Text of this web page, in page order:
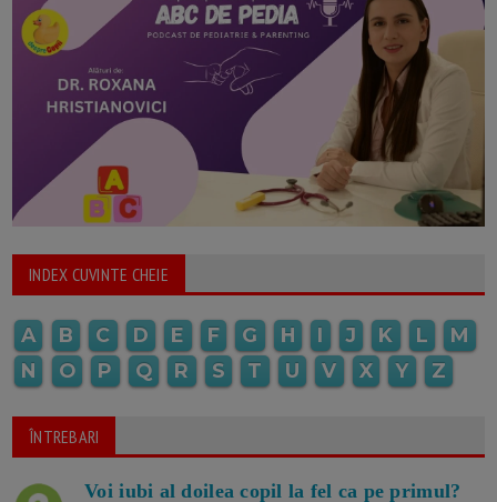
INDEX CUVINTE CHEIE
A B C D E F G H I J K L
M
N
O P Q R S T U V X Y Z
ÎNTREBARI
Voi iubi al doilea copil la fel ca pe primul?